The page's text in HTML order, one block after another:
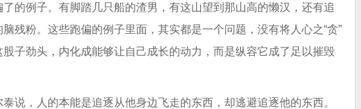
的例子。有脚踏几只船的渣男，有这山望到那山高的懒汉，还有追
残粉。这些跑偏的例子里面，其实都是一个问题，没有将人心之“贪”
子劲头，内化成能够让自己成长的动力，而是纵容它成了足以摧毁
说，人的本能是追逐从他身边飞走的东西，却逃避追逐他的东西。